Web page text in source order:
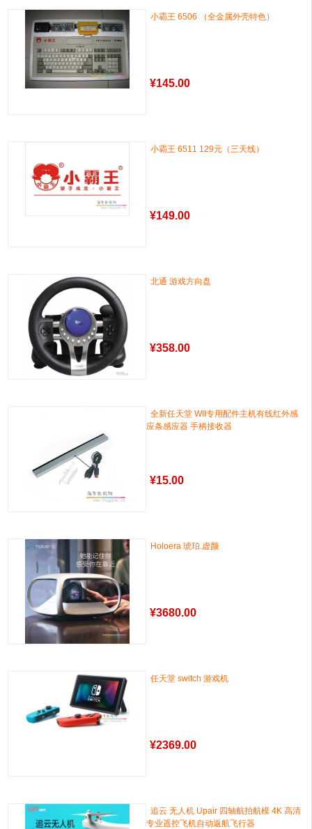
小霸王 6506 （全金属外壳特色）
¥145.00
小霸王 6511 129元（三天线）
¥149.00
北通 游戏方向盘
¥358.00
全新任天堂 WII专用配件主机有线红外感
应条感应器 手柄接收器
¥15.00
Holoera 琥珀.虚颜
¥3680.00
任天堂 switch 游戏机
¥2369.00
追云 无人机 Upair 四轴航拍航模 4K 高清
专业遥控飞机自动返航飞行器